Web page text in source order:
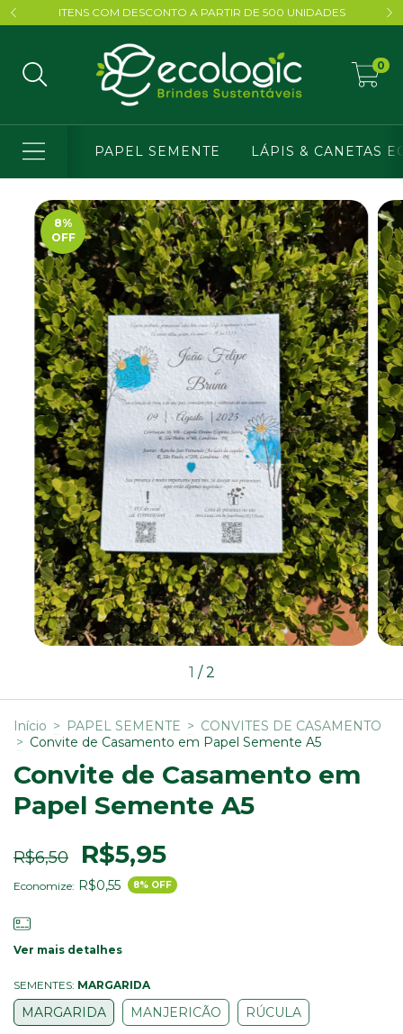
ITENS COM DESCONTO A PARTIR DE 500 UNIDADES
0
PAPEL SEMENTE LÁPIS & CANETAS
8%
OFF
1 /2
Início > PAPEL SEMENTE > CONVITES DE CASAMENTO
> Convite de Casamento em Papel Semente A5
Convite de Casamento em
Papel Semente A5
R$6,50 R$5,95
Economize: R$0,55 8% OFF
Ver mais detalhes
SEMENTES: MARGARIDA
MARGARIDA MANJERICÃO RÚCULA